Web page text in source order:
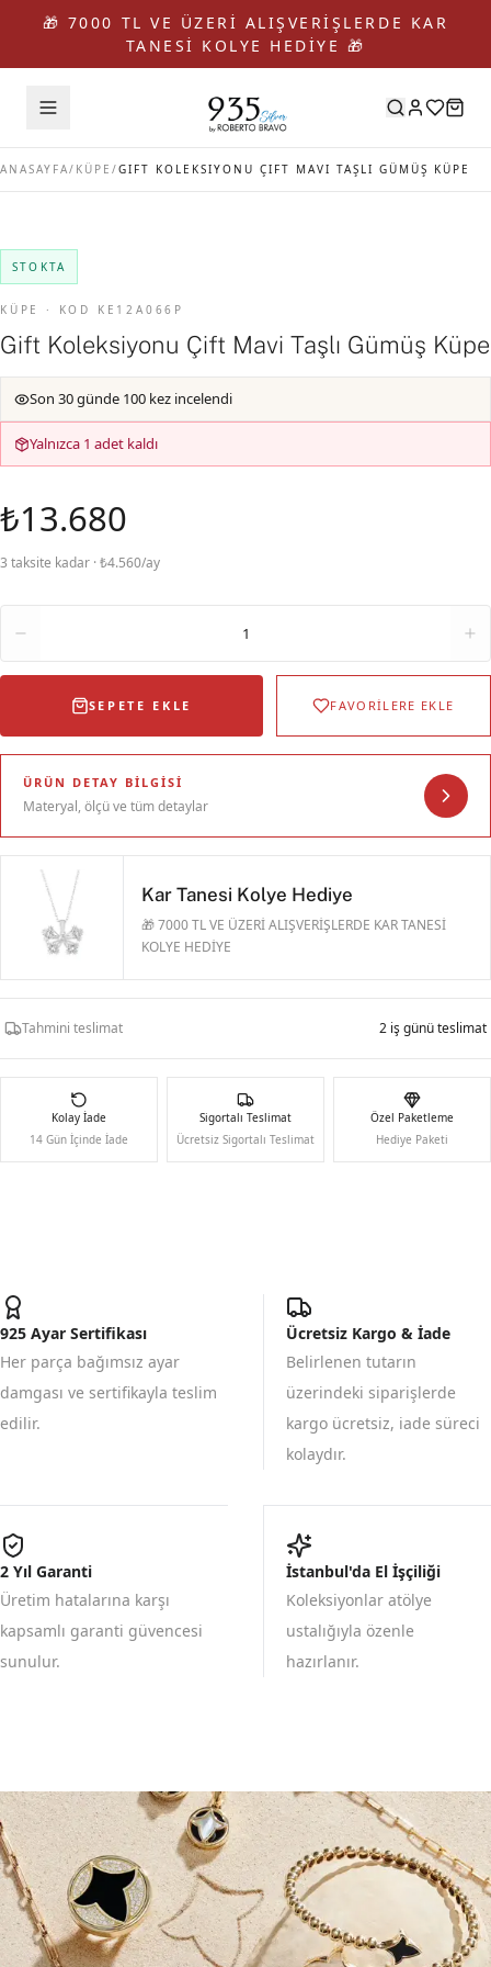
🎁 7000 TL VE ÜZERİ ALIŞVERİŞLERDE KAR
TANESİ KOLYE HEDİYE 🎁
ANASAYFA/ KÜPE /GIFT KOLEKSIYONU ÇIFT MAVI TAŞLI GÜMÜŞ KÜPE
STOKTA
KÜPE · KOD KE12A066P
Gift Koleksiyonu Çift Mavi Taşlı Gümüş Küpe
Son 30 günde 100 kez incelendi
Yalnızca 1 adet kaldı
₺13.680
3 taksite kadar · ₺4.560/ay
1
SEPETE EKLE FAVORİLERE EKLE
ÜRÜN DETAY BILGISI
Materyal, ölçü ve tüm detaylar
Kar Tanesi Kolye Hediye
🎁 7000 TL VE ÜZERİ ALIŞVERİŞLERDE KAR TANESİ
KOLYE HEDİYE
Tahmini teslimat 2 iş günü teslimat
Kolay İade
14 Gün İçinde İade
Sigortalı Teslimat
Ücretsiz Sigortalı Teslimat
Özel Paketleme
Hediye Paketi
925 Ayar Sertifikası
Her parça bağımsız ayar
damgası ve sertifikayla teslim
edilir.
Ücretsiz Kargo & İade
Belirlenen tutarın
üzerindeki siparişlerde
kargo ücretsiz, iade süreci
kolaydır.
2 Yıl Garanti
Üretim hatalarına karşı
kapsamlı garanti güvencesi
sunulur.
İstanbul'da El İşçiliği
Koleksiyonlar atölye
ustalığıyla özenle
hazırlanır.